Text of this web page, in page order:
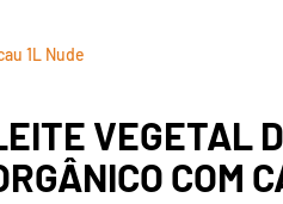
1L Nude
VEGETAL
COM